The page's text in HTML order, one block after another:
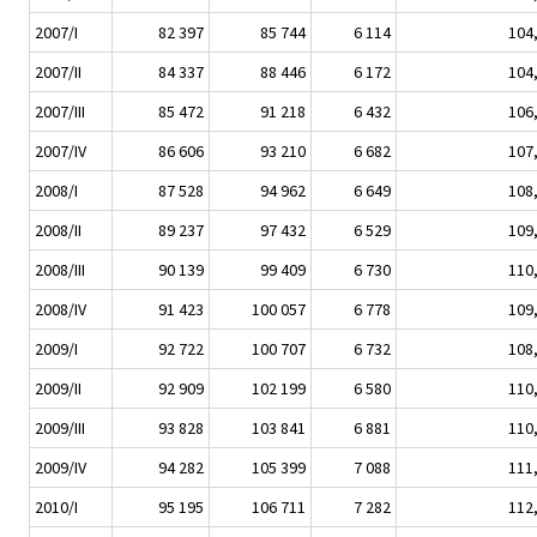
2007/I
82 397 85 744 6 114
2007/II
84 337 88 446 6 172
2007/III
85 472 91 218 6 432
2007/IV
86 606 93 210 6 682
2008/I
87 528 94 962 6 649
2008/II
89 237 97 432 6 529
2008/III
90 139 99 409 6 730
2008/IV
91 423 100 057 6 778
2009/I
92 722 100 707 6 732
2009/II
92 909 102 199 6 580
2009/III
93 828 103 841 6 881
2009/IV
94 282 105 399 7 088
2010/I
95 195 106 711 7 282